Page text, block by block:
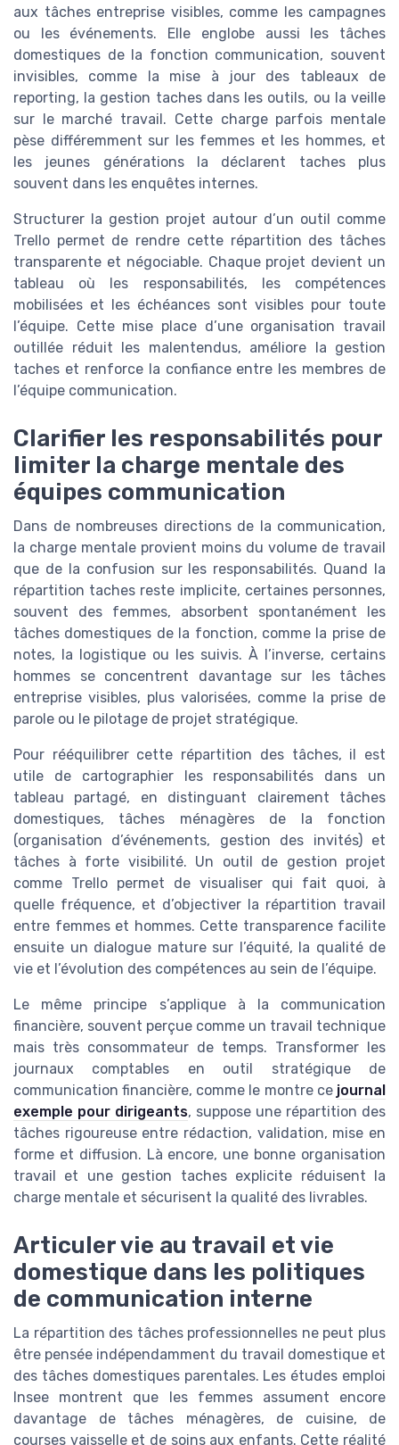
aux tâches entreprise visibles, comme les campagnes
ou les événements. Elle englobe aussi les tâches
domestiques de la fonction communication, souvent
invisibles, comme la mise à jour des tableaux de
reporting, la gestion taches dans les outils, ou la veille
sur le marché travail. Cette charge parfois mentale
pèse différemment sur les femmes et les hommes, et
les jeunes générations la déclarent taches plus
souvent dans les enquêtes internes.
Structurer la gestion projet autour d’un outil comme
Trello permet de rendre cette répartition des tâches
transparente et négociable. Chaque projet devient un
tableau où les responsabilités, les compétences
mobilisées et les échéances sont visibles pour toute
l’équipe. Cette mise place d’une organisation travail
outillée réduit les malentendus, améliore la gestion
taches et renforce la confiance entre les membres de
l’équipe communication.
Clarifier les responsabilités pour
limiter la charge mentale des
équipes communication
Dans de nombreuses directions de la communication,
la charge mentale provient moins du volume de travail
que de la confusion sur les responsabilités. Quand la
répartition taches reste implicite, certaines personnes,
souvent des femmes, absorbent spontanément les
tâches domestiques de la fonction, comme la prise de
notes, la logistique ou les suivis. À l’inverse, certains
hommes se concentrent davantage sur les tâches
entreprise visibles, plus valorisées, comme la prise de
parole ou le pilotage de projet stratégique.
Pour rééquilibrer cette répartition des tâches, il est
utile de cartographier les responsabilités dans un
tableau partagé, en distinguant clairement tâches
domestiques, tâches ménagères de la fonction
(organisation d’événements, gestion des invités) et
tâches à forte visibilité. Un outil de gestion projet
comme Trello permet de visualiser qui fait quoi, à
quelle fréquence, et d’objectiver la répartition travail
entre femmes et hommes. Cette transparence facilite
ensuite un dialogue mature sur l’équité, la qualité de
vie et l’évolution des compétences au sein de l’équipe.
Le même principe s’applique à la communication
financière, souvent perçue comme un travail technique
mais très consommateur de temps. Transformer les
journaux comptables en outil stratégique de
communication financière, comme le montre ce journal
exemple pour dirigeants, suppose une répartition des
tâches rigoureuse entre rédaction, validation, mise en
forme et diffusion. Là encore, une bonne organisation
travail et une gestion taches explicite réduisent la
charge mentale et sécurisent la qualité des livrables.
Articuler vie au travail et vie
domestique dans les politiques
de communication interne
La répartition des tâches professionnelles ne peut plus
être pensée indépendamment du travail domestique et
des tâches domestiques parentales. Les études emploi
Insee montrent que les femmes assument encore
davantage de tâches ménagères, de cuisine, de
courses vaisselle et de soins aux enfants. Cette réalité